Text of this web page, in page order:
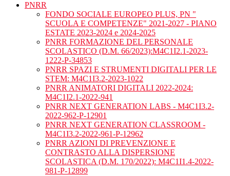
PNRR
FONDO SOCIALE EUROPEO PLUS, PN "
SCUOLA E COMPETENZE" 2021-2027 - PIANO
ESTATE 2023-2024 e 2024-2025
PNRR FORMAZIONE DEL PERSONALE
SCOLASTICO (D.M. 66/2023):M4C1I2.1-2023-
1222-P-34853
PNRR SPAZI E STRUMENTI DIGITALI PER LE
STEM: M4C1I3.2-2023-1022
PNRR ANIMATORI DIGITALI 2022-2024:
M4C1I2.1-2022-941
PNRR NEXT GENERATION LABS - M4C1I3.2-
2022-962-P-12901
PNRR NEXT GENERATION CLASSROOM -
M4C1I3.2-2022-961-P-12962
PNRR AZIONI DI PREVENZIONE E
CONTRASTO ALLA DISPERSIONE
SCOLASTICA (D.M. 170/2022): M4C1I1.4-2022-
981-P-12899